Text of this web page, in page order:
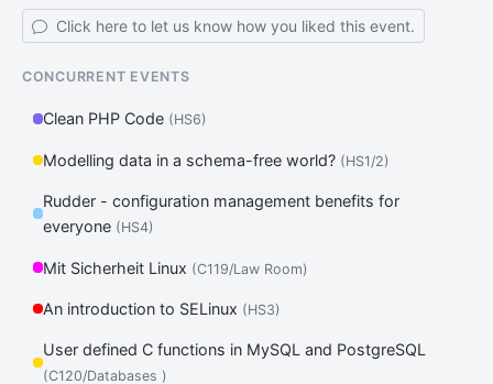
Click here to let us know how you liked this event.
CONCURRENT EVENTS
Clean PHP Code (HS6)
Modelling data in a schema-free world? (HS1/2)
Rudder - configuration management benefits for
everyone (HS4)
Mit Sicherheit Linux (C119/Law Room)
An introduction to SELinux (HS3)
User defined C functions in MySQL and PostgreSQL
(C120/Databases )